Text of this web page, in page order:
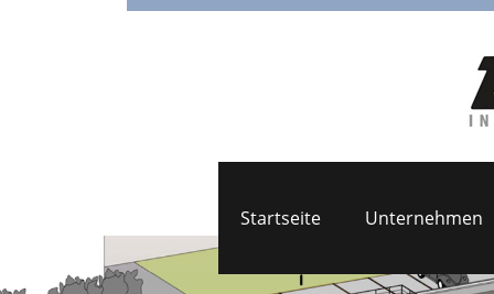
Startseite Unternehmen